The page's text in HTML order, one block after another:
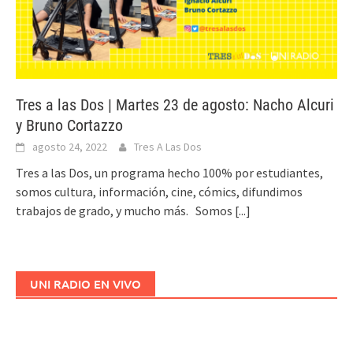
Tres a las Dos | Martes 23 de agosto: Nacho Alcuri
y Bruno Cortazzo
agosto 24, 2022 Tres A Las Dos
Tres a las Dos, un programa hecho 100% por estudiantes,
somos cultura, información, cine, cómics, difundimos
trabajos de grado, y mucho más. Somos [...]
UNI RADIO EN VIVO